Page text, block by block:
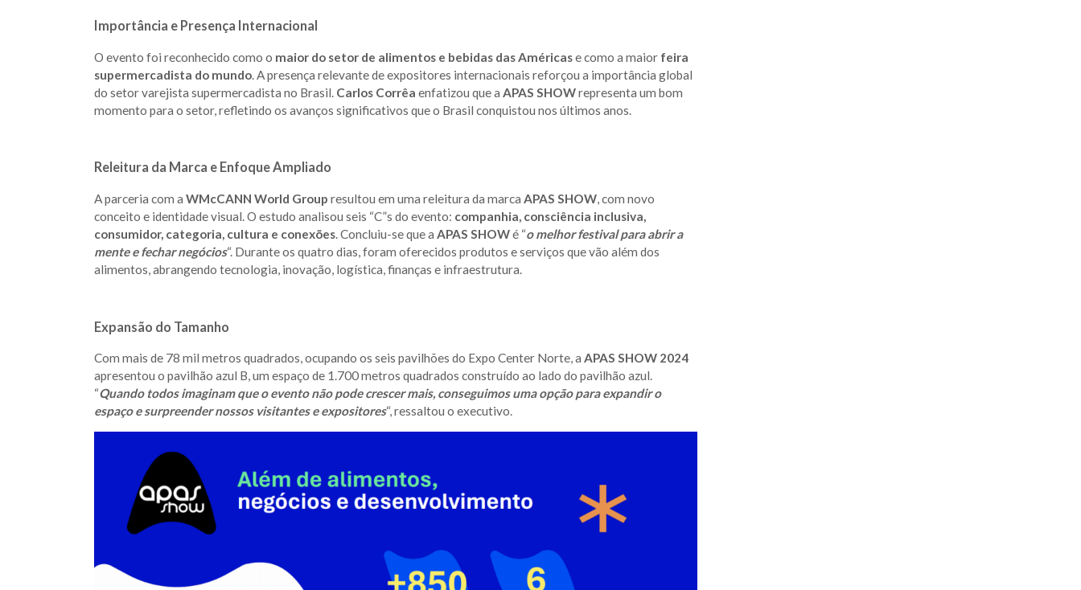
Importância e Presença Internacional
O evento foi reconhecido como o maior do setor de alimentos e bebidas das Américase como a maior feira
supermercadista do mundo . A presença relevante de expositores internacionais reforçou a importância global
do setor varejista supermercadista no Brasil. Carlos Corrêa enfatizou que a APAS SHOWrepresenta um bom
momento para o setor, refletindo os avanços significativos que o Brasil conquistou nos últimos anos.
Releitura da Marca e Enfoque Ampliado
A parceria com a WMcCANN World Group resultou em uma releitura da marca APAS SHOW, com novo
conceito e identidade visual. O estudo analisou seis “C”s do evento: companhia, consciência inclusiva,
consumidor, categoria, cultura e conexões. Concluiu-se que a APAS SHOWé “o melhor festival para abrir a
mente e fechar negócios“. Durante os quatro dias, foram oferecidos produtos e serviços que vão além dos
alimentos, abrangendo tecnologia, inovação, logística, finanças e infraestrutura.
Expansão do Tamanho
Com mais de 78 mil metros quadrados, ocupando os seis pavilhões do Expo Center Norte, a APAS SHOW 2024
apresentou o pavilhão azul B, um espaço de 1.700 metros quadrados construído ao lado do pavilhão azul.
“Quando todos imaginam que o evento não pode crescer mais, conseguimos uma opção para expandir o
espaço e surpreender nossos visitantes e expositores“, ressaltou o executivo.